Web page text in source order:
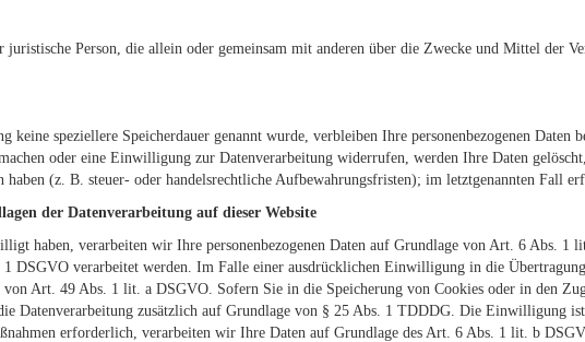
Person, die allein oder gemeinsam mit anderen über die Zwecke und Mittel der
keine speziellere Speicherdauer genannt wurde, verbleiben Ihre personenbezogenen
oder eine Einwilligung zur Datenverarbeitung widerrufen, werden Ihre Daten
haben (z. B. steuer- oder handelsrechtliche Aufbewahrungsfristen); im letztgenannten Fall
der Datenverarbeitung auf dieser Website
haben, verarbeiten wir Ihre personenbezogenen Daten auf Grundlage von Art. 6 Abs.
1 DSGVO verarbeitet werden. Im Falle einer ausdrücklichen Einwilligung in die
von Art. 49 Abs. 1 lit. a DSGVO. Sofern Sie in die Speicherung von Cookies oder in den
Datenverarbeitung zusätzlich auf Grundlage von § 25 Abs. 1 TDDDG. Die Einwilligung
erforderlich, verarbeiten wir Ihre Daten auf Grundlage des Art. 6 Abs. 1 lit. b